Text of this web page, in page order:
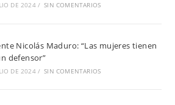
DE 2024 / SIN COMENTARIOS
Nicolás Maduro: “Las mujeres tienen
defensor”
DE 2024 / SIN COMENTARIOS